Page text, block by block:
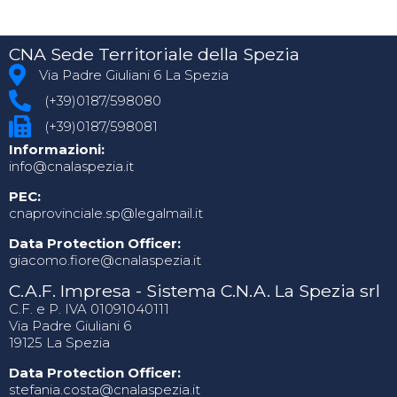
CNA Sede Territoriale della Spezia
Via Padre Giuliani 6 La Spezia
(+39)0187/598080
(+39)0187/598081
Informazioni:
info@cnalaspezia.it
PEC:
cnaprovinciale.sp@legalmail.it
Data Protection Officer:
giacomo.fiore@cnalaspezia.it
C.A.F. Impresa - Sistema C.N.A. La Spezia srl
C.F. e P. IVA 01091040111
Via Padre Giuliani 6
19125 La Spezia
Data Protection Officer:
stefania.costa@cnalaspezia.it